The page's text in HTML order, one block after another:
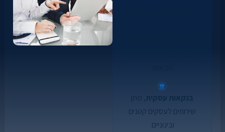
בנקאות עסקית , מתן
שירותים לעסקים קטנים
ובינוניים.